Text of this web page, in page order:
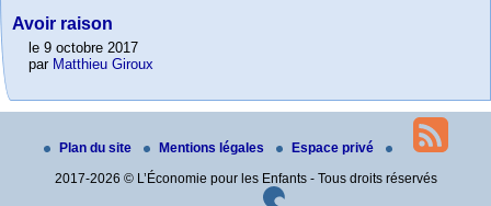
Avoir raison
le 9 octobre 2017
par Matthieu Giroux
Plan du site Mentions légales
Espace privé
2017-2026 © L’Économie pour les Enfants - Tous droits réservés